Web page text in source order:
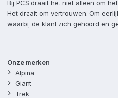
Bij PCS draait het niet alleen om
Het draait om vertrouwen. Om
waarbij de klant zich gehoord en
Onze merken
Alpina
Giant
Trek